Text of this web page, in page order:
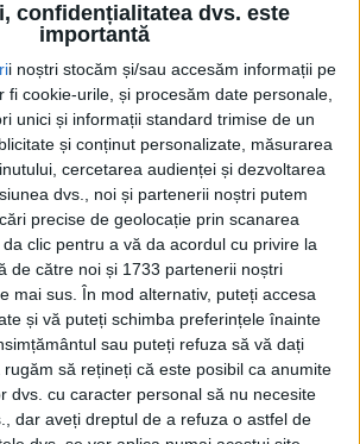
confidențialitatea dvs. este
importantă
i noștri stocăm și/sau accesăm informații pe
fi cookie-urile, și procesăm date personale,
unici și informații standard trimise de un
și conținut personalizate, măsurarea
cercetarea audienței și dezvoltarea
dvs., noi și partenerii noștri putem
precise de geolocație prin scanarea
clic pentru a vă da acordul cu privire la
de către noi și 1733 partenerii noștri
mai sus. În mod alternativ, puteți accesa
și vă puteți schimba preferințele înainte
sau puteți refuza să vă dați
rugăm să rețineți că este posibil ca anumite
dvs. cu caracter personal să nu necesite
dar aveți dreptul de a refuza o astfel de
muziciană, a publicat
dramatice, critică muzicală
Moment, Muzică şi poezie,
1947, în principalele